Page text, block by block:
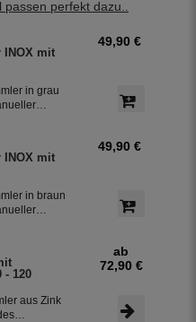
perfekt dazu..
INOX mit
in grau
1000-
die ganze
49,90 €
INOX mit
in braun
1000-
die ganze
49,90 €
- 120
aus Zink
ab
72,90 €